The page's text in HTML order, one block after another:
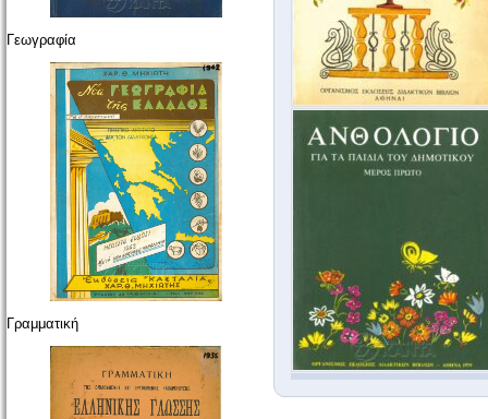
Γεωγραφία
Γραμματική